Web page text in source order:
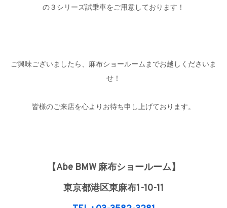
の３シリーズ試乗車をご用意しております！
ご興味ございましたら、麻布ショールームまでお越しくださいま
せ！
皆様のご来店を心よりお待ち申し上げております。
【Abe BMW 麻布ショールーム】
東京都港区東麻布1-10-11